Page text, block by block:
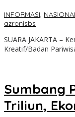
INFORMASI,
azronisbs
SUARA JAKARTA –
Kreatif/Badan
Sumbang
Triliun,